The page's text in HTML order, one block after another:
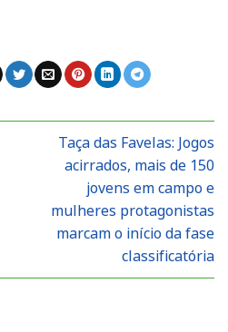
Taça das Favelas: Jogos
acirrados, mais de 150
jovens em campo e
mulheres protagonistas
marcam o início da fase
classificatória